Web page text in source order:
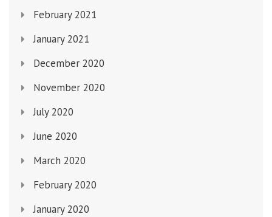
February 2021
January 2021
December 2020
November 2020
July 2020
June 2020
March 2020
February 2020
January 2020